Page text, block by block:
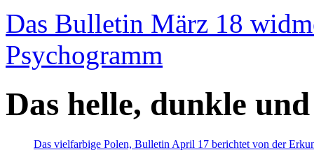
Das Bulletin März 18
Psychogramm
Das helle, dunkle
Das vielfarbige Polen, Bulletin April 17 berichtet von der